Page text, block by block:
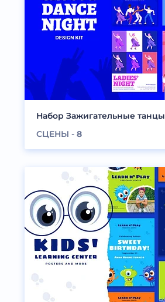
Набор Зажигательные танцы
СЦЕНЫ - 8